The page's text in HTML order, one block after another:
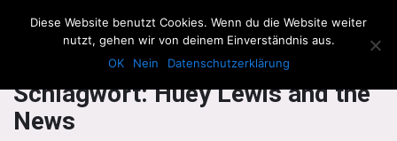
The Howling Men
Schlagwort:Huey Lewis and the
News
Diese Website benutzt Cookies. Wenn du die Website weiter
nutzt, gehen wir von deinem Einverständnis aus.
OK
Nein Datenschutzerklärung